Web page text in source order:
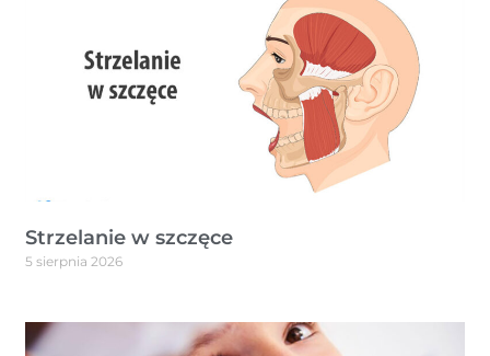
Strzelanie w szczęce
5 sierpnia 2026